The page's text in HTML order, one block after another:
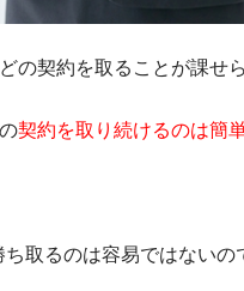
契約を取ることが課せら
契約を取り続けるのは簡
取るのは容易ではないの